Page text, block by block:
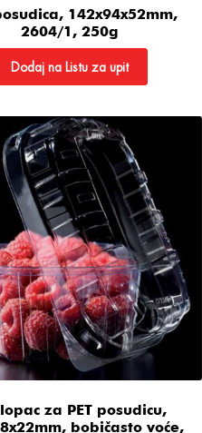
142x94x52mm,
2604/1, 250g
Dodaj na Listu za upit
za PET posudicu,
bobičasto voće,